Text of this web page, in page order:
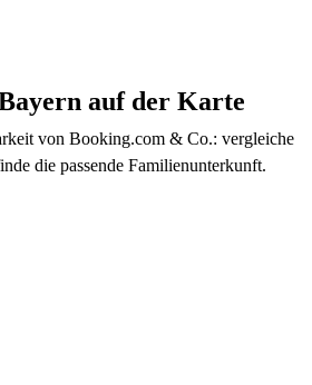
auf der Karte
von Booking.com & Co.: vergleiche
die passende Familienunterkunft.